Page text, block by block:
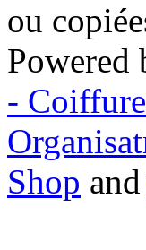
ou
Powered
-
Shop and